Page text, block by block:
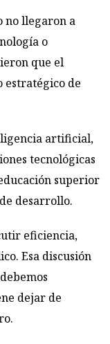
no llegaron a
o
que el
estratégico de
artificial,
tecnológicas
superior
desarrollo.
eficiencia,
Esa discusión
dejar de